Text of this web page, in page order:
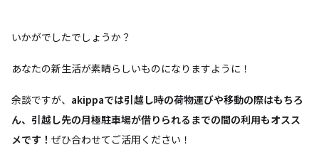
いかがでしたでしょうか？
あなたの新生活が素晴らしいものになりますように！
余談ですが、 akippaでは引越し時の荷物運びや移動の際はもちろ
ん、引越し先の月極駐車場が借りられるまでの間の利用もオスス
メです！ ぜひ合わせてご活用ください！